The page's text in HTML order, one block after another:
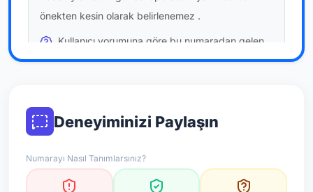
önekten kesin olarak belirlenemez .
Kullanıcı yorumuna göre bu numaradan gelen
çağrılaratemkinli yaklaşmanızönerilir; bu bir site
resmi doğrulama niteliği taşımaz.
*Not: Değerlendirmeler onaylı kullanıcı yorumlarına göre
güncellenir.
Deneyiminizi Paylaşın
Numarayı Nasıl Tanımlarsınız?